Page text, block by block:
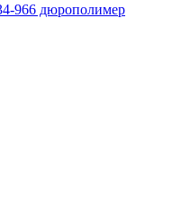
966 дюрополимер